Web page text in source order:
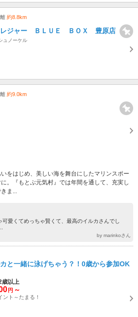
約8.8km
レジャー ＢＬＵＥ ＢＯＸ 豊原店
ュノーケル
約9.0km
をはじめ、美しい海を舞台にしたマリンスポー
。『もとぶ元気村』では年間を通して、充実し
ま...
愛くてめっちゃ賢くて、最高のイルカさんでし
by marinkoさん
と一緒に泳げちゃう？！0歳から参加OK
歳以上
円 ～
ント～たまる！